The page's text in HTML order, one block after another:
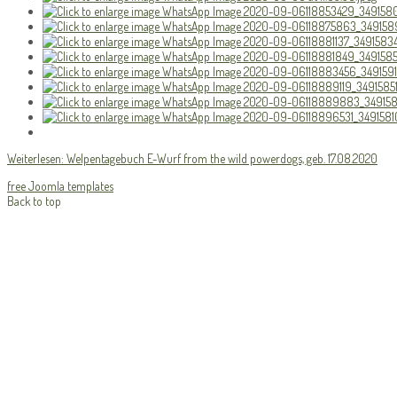
Weiterlesen: Welpentagebuch E-Wurf from the wild powerdogs, geb. 17.08.2020
free Joomla templates
Back to top